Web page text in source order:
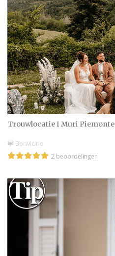
Trouwlocatie I Muri Piemonte
Bonvicino
2 beoordelingen